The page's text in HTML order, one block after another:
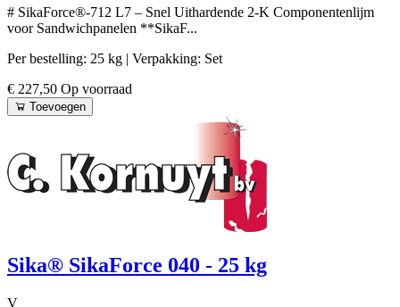
# SikaForce®-712 L7 – Snel Uithardende 2-K Componentenlijm
voor Sandwichpanelen **SikaF...
Per bestelling: 25 kg | Verpakking: Set
€ 227,50 Op voorraad
Toevoegen
Sika® SikaForce 040 - 25 kg
V